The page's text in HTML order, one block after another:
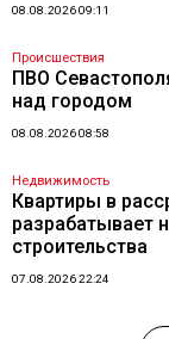
08.08.2026 09:11
Происшествия
ПВО
над городом
08.08.2026 08:58
Недвижимость
Квартиры в
строительства
07.08.2026 22:24